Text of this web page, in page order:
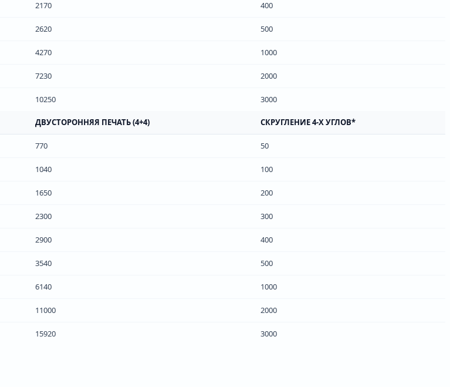
2170 400
2620 500
4270 1000
7230 2000
10250 3000
ДВУСТОРОННЯЯ ПЕЧАТЬ (4+4) СКРУГЛЕНИЕ 4-Х УГЛОВ*
770 50
1040 100
1650 200
2300 300
2900 400
3540 500
6140 1000
11000 2000
15920 3000